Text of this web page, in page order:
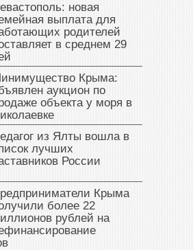
новая
выплата для
родителей
в среднем 29
Крыма:
аукцион по
объекта у моря в
из Ялты вошла в
лучших
России
Крыма
более 22
рублей на